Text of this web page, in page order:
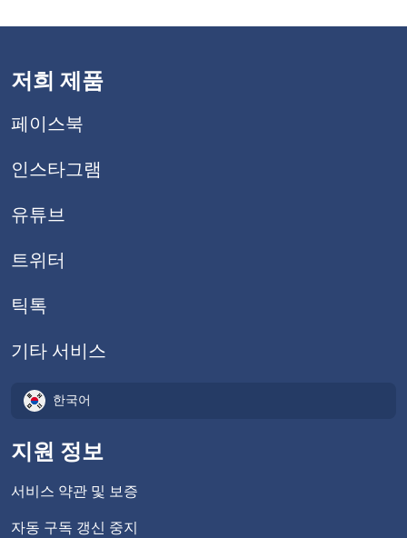
저희 제품
페이스북
인스타그램
유튜브
트위터
틱톡
기타 서비스
한국어
지원 정보
서비스 약관 및 보증
자동 구독 갱신 중지